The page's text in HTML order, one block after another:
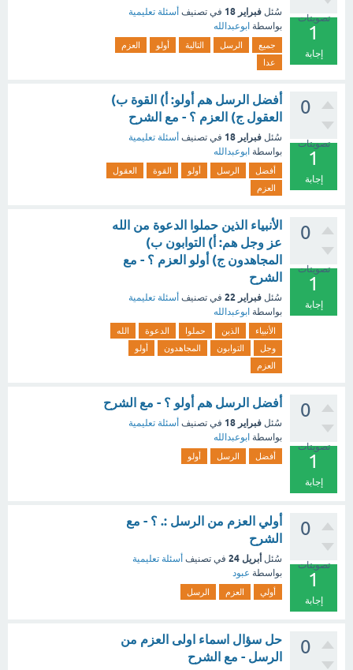
تصويتات
1
إجابة
سُئل فبراير 18 في تصنيف أسئلة تعليمية
بواسطة ابوعبدالله
جميع الرسل التالية أولو
العزم
عدا
0
تصويتات
1
إجابة
أفضل الرسل هم أولو: أ) القوة ب)
العقول ج) العزم ؟ - مع الشرح
سُئل فبراير 18 في تصنيف أسئلة تعليمية
بواسطة ابوعبدالله
أفضل الرسل أولو القوة
العقول
العزم
0
تصويتات
1
إجابة
الأنبياء الذين حملوا الدعوة من الله
عز وجل هم: أ) التوابون ب)
المجاهدون ج) أولو العزم ؟ - مع
الشرح
سُئل فبراير 22 في تصنيف أسئلة تعليمية
بواسطة ابوعبدالله
الأنبياء الذين حملوا الدعوة
الله
وجل
التوابون المجاهدون
أولو
العزم
0
تصويتات
1
إجابة
أفضل الرسل هم أولو ؟ - مع الشرح
سُئل فبراير 18 في تصنيف أسئلة تعليمية
بواسطة ابوعبدالله
أفضل الرسل أولو
0
تصويتات
1
إجابة
أولي العزم من الرسل :. ؟ - مع
الشرح
سُئل أبريل 24 في تصنيف أسئلة تعليمية
بواسطة عبود
أولي العزم الرسل
0
حل سؤال اسماء اولى العزم من
الرسل - مع الشرح